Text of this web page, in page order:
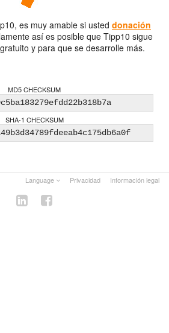
es muy amable si usted donación
así es posible que Tipp10 sigue
y para que se desarrolle más.
MD5 CHECKSUM
SHA-1 CHECKSUM
Language Privacidad Información legal